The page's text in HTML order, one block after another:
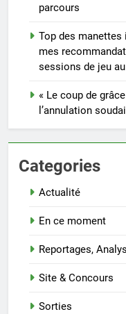
parcours
Top des manettes
mes
sessions de jeu
« Le coup de
l’annulation
Categories
Actualité
En ce moment
Reportages,
Site & Concours
Sorties